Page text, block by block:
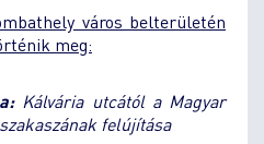
város belterületén
meg:
Kálvária utcától a Magyar
felújítása